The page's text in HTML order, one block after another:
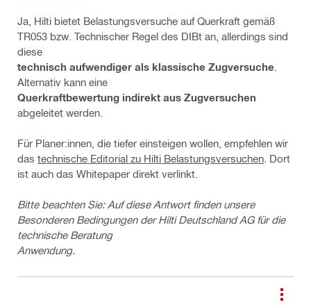
Ja, Hilti bietet Belastungsversuche auf Querkraft gemäß
TR053 bzw. Technischer Regel des DIBt an, allerdings sind
diese
technisch aufwendiger als klassische Zugversuche
Alternativ kann eine
Querkraftbewertung indirekt aus Zugversuchen
abgeleitet werden.
Für Planer:innen, die tiefer einsteigen wollen, empfehlen wir
das technische Editorial zu Hilti Belastungsversuchen . Dort
ist auch das Whitepaper direkt verlinkt.
Bitte beachten Sie: Auf diese Antwort finden unsere
Besonderen Bedingungen der Hilti Deutschland AG für die
technische Beratung
Anwendung.